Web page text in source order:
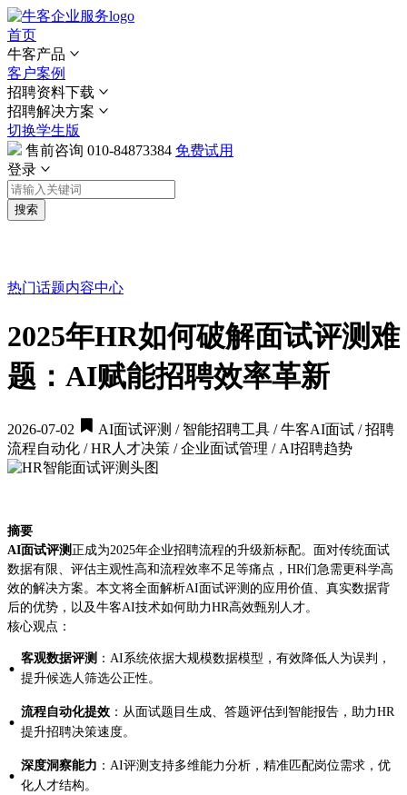
首页
牛客产品
客户案例
招聘资料下载
招聘解决方案
切换学生版
售前咨询 010-84873384 免费试用
登录
搜索
热门话题内容中心
2025年HR如何破解面试评测难
题：AI赋能招聘效率革新
2026-07-02
AI面试评测 / 智能招聘工具 / 牛客AI面试 / 招聘
流程自动化 / HR人才决策 / 企业面试管理 / AI招聘趋势
摘要
AI面试评测 正成为2025年企业招聘流程的升级新标配。面对传统面试
数据有限、评估主观性高和流程效率不足等痛点，HR们急需更科学高
效的解决方案。本文将全面解析AI面试评测的应用价值、真实数据背
后的优势，以及牛客AI技术如何助力HR高效甄别人才。
核心观点：
· 客观数据评测 ：AI系统依据大规模数据模型，有效降低人为误判，
提升候选人筛选公正性。
· 流程自动化提效 ：从面试题目生成、答题评估到智能报告，助力HR
提升招聘决策速度。
· 深度洞察能力 ：AI评测支持多维能力分析，精准匹配岗位需求，优
化人才结构。